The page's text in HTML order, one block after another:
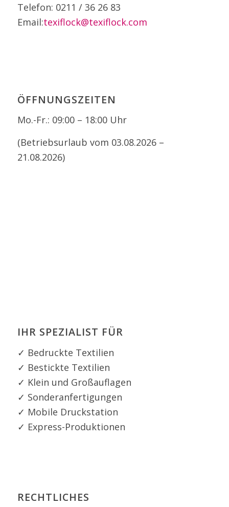
Telefon: 0211 / 36 26 83
Email:texiflock@texiflock.com
ÖFFNUNGSZEITEN
Mo.-Fr.: 09:00 – 18:00 Uhr
(Betriebsurlaub vom 03.08.2026 –
21.08.2026)
IHR SPEZIALIST FÜR
✓ Bedruckte Textilien
✓ Bestickte Textilien
✓ Klein und Großauflagen
✓ Sonderanfertigungen
✓ Mobile Druckstation
✓ Express-Produktionen
RECHTLICHES